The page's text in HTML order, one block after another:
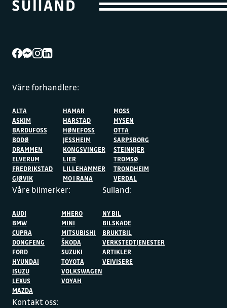
Våre forhandlere:
ALTA
ASKIM
BARDUFOSS
BODØ
DRAMMEN
ELVERUM
FREDRIKSTAD
GJØVIK
HAMAR
HARSTAD
HØNEFOSS
JESSHEIM
KONGSVINGER
LIER
LILLEHAMMER
MO I RANA
MOSS
MYSEN
OTTA
SARPSBORG
STEINKJER
TROMSØ
TRONDHEIM
VERDAL
Våre bilmerker:
AUDI
BMW
CUPRA
DONGFENG
FORD
HYUNDAI
ISUZU
LEXUS
MAZDA
MHERO
MINI
MITSUBISHI
ŠKODA
SUZUKI
TOYOTA
VOLKSWAGEN
VOYAH
Sulland:
NY BIL
BILSKADE
BRUKTBIL
VERKSTEDTJENESTER
ARTIKLER
VEIVISERE
Kontakt oss: